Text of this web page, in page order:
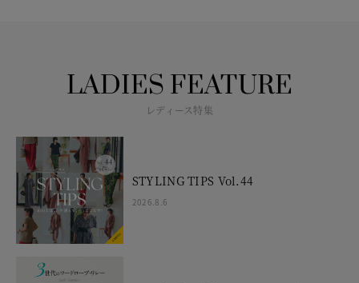
LADIES FEATURE
レディース特集
STYLING TIPS Vol.44
2026.8.6